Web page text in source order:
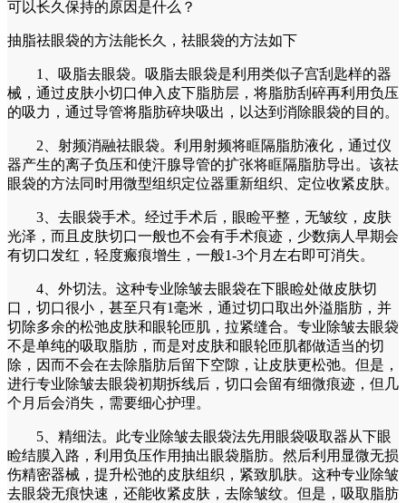
可以长久保持的原因是什么？
抽脂祛眼袋的方法能长久，祛眼袋的方法如下
1、吸脂去眼袋。吸脂去眼袋是利用类似子宫刮匙样的器
械，通过皮肤小切口伸入皮下脂肪层，将脂肪刮碎再利用负压
的吸力，通过导管将脂肪碎块吸出，以达到消除眼袋的目的。
2、射频消融祛眼袋。利用射频将眶隔脂肪液化，通过仪
器产生的离子负压和使汗腺导管的扩张将眶隔脂肪导出。该祛
眼袋的方法同时用微型组织定位器重新组织、定位收紧皮肤。
3、去眼袋手术。经过手术后，眼睑平整，无皱纹，皮肤
光泽，而且皮肤切口一般也不会有手术痕迹，少数病人早期会
有切口发红，轻度瘢痕增生，一般1-3个月左右即可消失。
4、外切法。这种专业除皱去眼袋在下眼睑处做皮肤切
口，切口很小，甚至只有1毫米，通过切口取出外溢脂肪，并
切除多余的松弛皮肤和眼轮匝肌，拉紧缝合。专业除皱去眼袋
不是单纯的吸取脂肪，而是对皮肤和眼轮匝肌都做适当的切
除，因而不会在去除脂肪后留下空隙，让皮肤更松弛。但是，
进行专业除皱去眼袋初期拆线后，切口会留有细微痕迹，但几
个月后会消失，需要细心护理。
5、精细法。此专业除皱去眼袋法先用眼袋吸取器从下眼
睑结膜入路，利用负压作用抽出眼袋脂肪。然后利用显微无损
伤精密器械，提升松弛的皮肤组织，紧致肌肤。这种专业除皱
去眼袋无痕快速，还能收紧皮肤，去除皱纹。但是，吸取脂肪